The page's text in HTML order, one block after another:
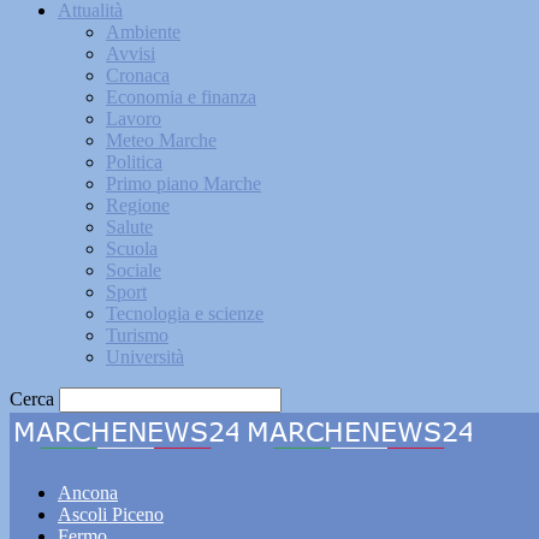
Attualità
Ambiente
Avvisi
Cronaca
Economia e finanza
Lavoro
Meteo Marche
Politica
Primo piano Marche
Regione
Salute
Scuola
Sociale
Sport
Tecnologia e scienze
Turismo
Università
Cerca
Ancona
Ascoli Piceno